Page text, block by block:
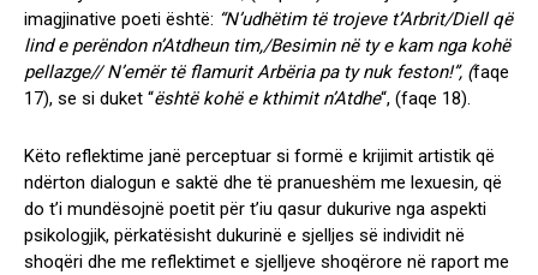
imagjinative poeti është: “N’udhëtim të trojeve t’Arbrit/Diell që
lind e perëndon n’Atdheun tim,/Besimin në ty e kam nga kohë
pellazge// N’emër të flamurit Arbëria pa ty nuk feston!”, (faqe
17), se si duket “është kohë e kthimit n’Atdhe“, (faqe 18).
Këto reflektime janë perceptuar si formë e krijimit artistik që
ndërton dialogun e saktë dhe të pranueshëm me lexuesin, që
do t’i mundësojnë poetit për t’iu qasur dukurive nga aspekti
psikologjik, përkatësisht dukurinë e sjelljes së individit në
shoqëri dhe me reflektimet e sjelljeve shoqërore në raport me